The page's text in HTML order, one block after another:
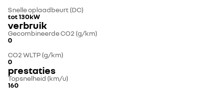
Snelle oplaadbeurt (DC)
tot 130kW
verbruik
Gecombineerde CO2 (g/km)
0
CO2 WLTP (g/km)
0
prestaties
Topsnelheid (km/u)
160